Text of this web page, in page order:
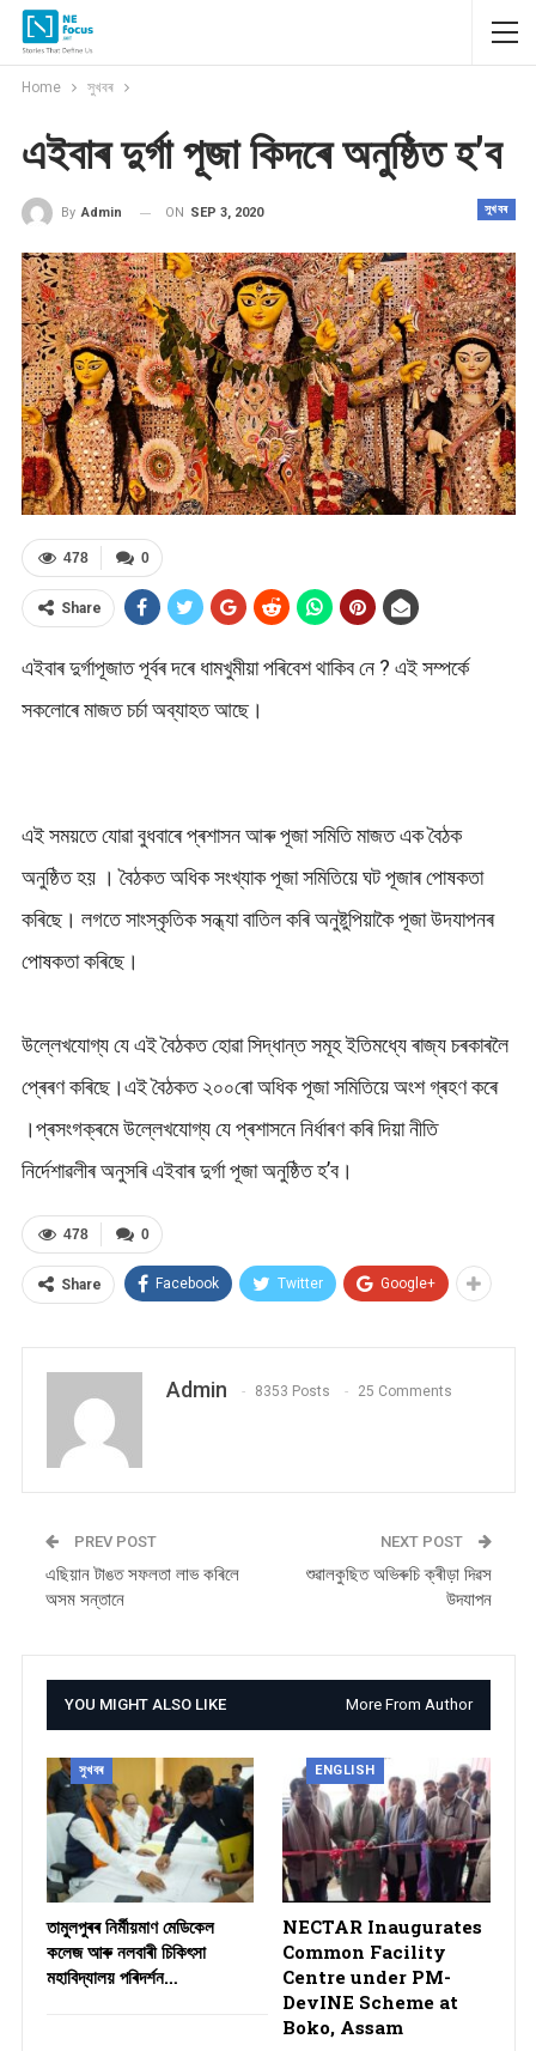
Home সুখবৰ
এইবাৰ দুৰ্গা পূজা কিদৰে অনুষ্ঠিত হ’ব
সুখবৰ
By Admin ON SEP 3, 2020
0
478
Share
এইবাৰ দুৰ্গাপূজাত পূৰ্বৰ দৰে ধামখুমীয়া পৰিবেশ থাকিব নে ? এই সম্পৰ্কে
সকলোৰে মাজত চর্চা অব্যাহত আছে।
এই সময়তে যোৱা বুধবাৰে প্ৰশাসন আৰু পূজা সমিতি মাজত এক বৈঠক
অনুষ্ঠিত হয় । বৈঠকত অধিক সংখ্যাক পূজা সমিতিয়ে ঘট পূজাৰ পোষকতা
কৰিছে। লগতে সাংস্কৃতিক সন্ধ্যা বাতিল কৰি অনুষ্টুপিয়াকৈ পূজা উদযাপনৰ
পোষকতা কৰিছে।
উল্লেখযোগ্য যে এই বৈঠকত হোৱা সিদ্ধান্ত সমূহ ইতিমধ্যে ৰাজ্য চৰকাৰলৈ
প্ৰেৰণ কৰিছে।এই বৈঠকত ২০০ৰো অধিক পূজা সমিতিয়ে অংশ গ্ৰহণ কৰে
।প্ৰসংগক্ৰমে উল্লেখযোগ্য যে প্ৰশাসনে নির্ধাৰণ কৰি দিয়া নীতি
নিৰ্দেশাৱলীৰ অনুসৰি এইবাৰ দুৰ্গা পূজা অনুষ্ঠিত হ’ব।
0
478
Share Facebook Twitter Google+
Admin 8353 Posts 25 Comments
PREV POST
এছিয়ান টাঙত সফলতা লাভ কৰিলে
অসম সন্তানে
NEXT POST
শুৱালকুছিত অভিৰুচি ক্ৰীড়া দিৱস
উদযাপন
YOU MIGHT ALSO LIKE More From Author
সুখবৰ
তামুলপুৰৰ নিৰ্মীয়মাণ মেডিকেল
কলেজ আৰু নলবাৰী চিকিৎসা
মহাবিদ্যালয় পৰিদৰ্শন…
ENGLISH
NECTAR Inaugurates
Common Facility
Centre under PM-
DevINE Scheme at
Boko, Assam